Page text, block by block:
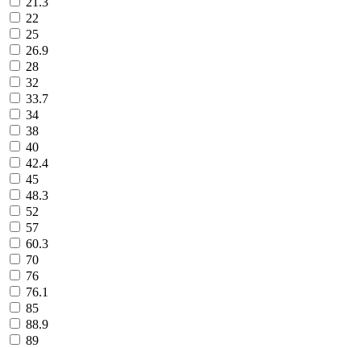
22
25
26.9
28
32
33.7
34
38
40
42.4
45
48.3
52
57
60.3
70
76
76.1
85
88.9
89